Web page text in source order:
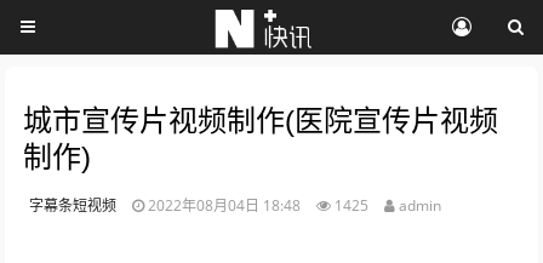
城市宣传片视频制作(医院宣传片视频
制作)
字幕条短视频 2022年08月04日 18:48 1425 admin